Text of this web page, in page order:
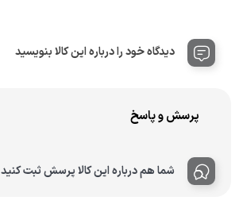
دیدگاه خود را درباره این کالا بنویسید
پرسش و پاسخ
شما هم درباره این کالا پرسش ثبت کنید